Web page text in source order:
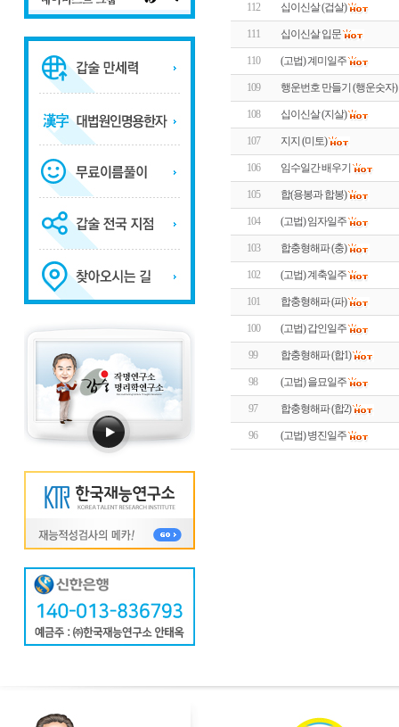
112 십이신살 (겁살)
111 십이신살 입문
110 (고법) 계미일주
109 행운번호 만들기 (행운숫자)
108 십이신살 (지살)
107 지지 (미토)
106 임수일간 배우기
105 합(용봉과 합봉)
104 (고법) 임자일주
103 합충형해파 (충)
102 (고법) 계축일주
101 합충형해파 (파)
100 (고법) 갑인일주
99 합충형해파 (합1)
98 (고법) 을묘일주
97 합충형해파 (합2)
96 (고법) 병진일주